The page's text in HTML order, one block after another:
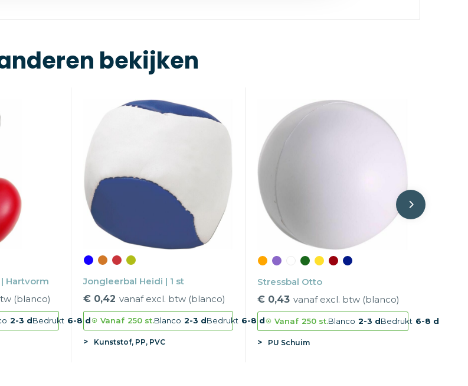
bekijken
Hartvorm
(blanco)
2-3 dBedrukt 6-8 d
Jongleerbal Heidi | 1 st
€ 0,42 vanaf excl. btw (blanco)
Vanaf 250 st.Blanco 2-3 dBedrukt 6-8 d
Kunststof, PP, PVC
Stressbal Otto
€ 0,43 vanaf excl. btw (blanco)
Vanaf 250 st.Blanco 2-3 dBedrukt 6-8 d
PU Schuim